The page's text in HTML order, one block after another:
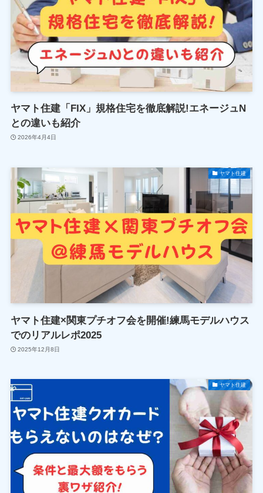
ヤマト住建「FIX」規格住宅を徹底解説!エネージュN
との違いも紹介
2026年4月4日
ヤマト住建
ヤマト住建×関東プチオフ会を開催!練馬モデルハウス
でのリアルレポ2025
2025年12月8日
ヤマト住建